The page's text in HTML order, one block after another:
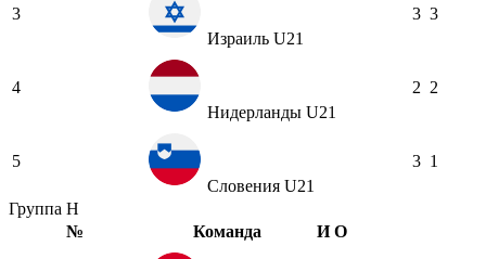
3
Израиль U21
3 3
4
Нидерланды U21
2 2
5
Словения U21
3 1
Группа H
№
Команда И О